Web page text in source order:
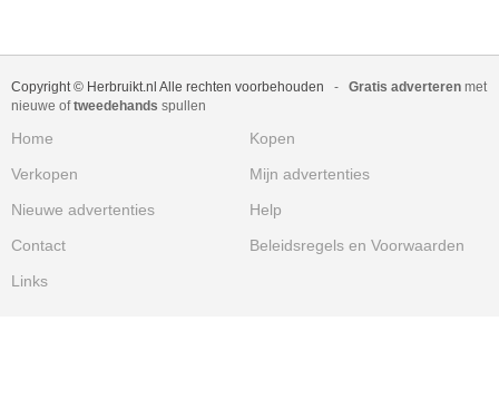
Copyright © Herbruikt.nl Alle rechten voorbehouden - Gratis adverteren met
nieuwe oftweedehands spullen
Home
Kopen
Verkopen
Mijn advertenties
Nieuwe advertenties
Help
Contact
Beleidsregels en Voorwaarden
Links